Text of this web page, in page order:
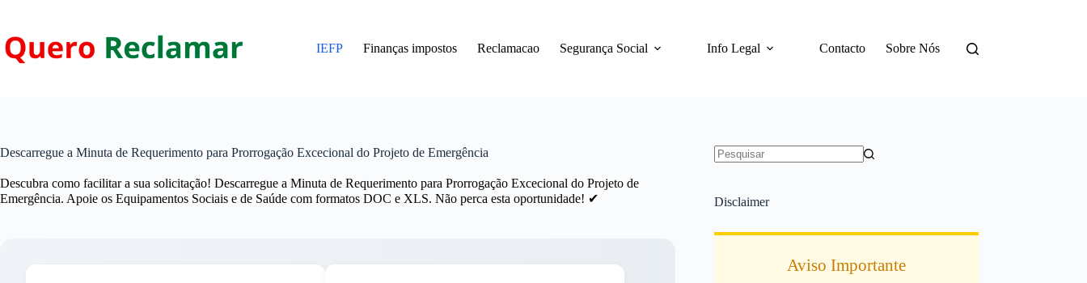
conteúdo
IEFP Finanças impostos Reclamacao Segurança Social Info Legal Contacto Sobre Nós
Descarregue a Minuta de Requerimento para Prorrogação Excecional do Projeto de Emergência
Descubra como facilitar a sua solicitação! Descarregue a Minuta de Requerimento para Prorrogação Excecional do Projeto de
Emergência. Apoie os Equipamentos Sociais e de Saúde com formatos DOC e XLS. Não perca esta oportunidade! ✔
Disclaimer
Aviso Importante